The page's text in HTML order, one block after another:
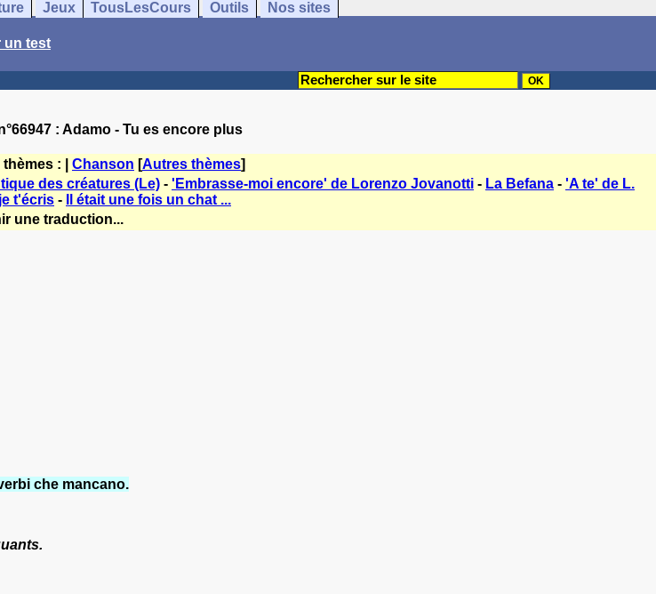
Jeux TousLesCours Outils Nos sites
un test
: Adamo - Tu es encore plus
: | Chanson [Autres thèmes]
des créatures (Le) - 'Embrasse-moi encore' de Lorenzo Jovanotti - La Befana - 'A te' de L.
t'écris -
Il était une fois un chat ...
une traduction...
che mancano.